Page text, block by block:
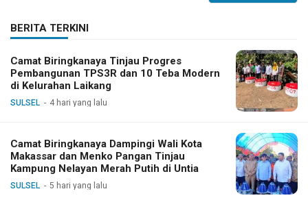
BERITA TERKINI
Camat Biringkanaya Tinjau Progres
Pembangunan TPS3R dan 10 Teba Modern
di Kelurahan Laikang
SULSEL 4 hari yang lalu
Camat Biringkanaya Dampingi Wali Kota
Makassar dan Menko Pangan Tinjau
Kampung Nelayan Merah Putih di Untia
SULSEL 5 hari yang lalu